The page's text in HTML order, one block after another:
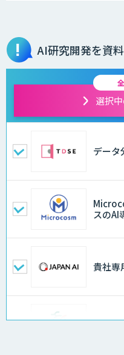
AI研究開発を資
選択
データ
スのAI
貴社専
異常検